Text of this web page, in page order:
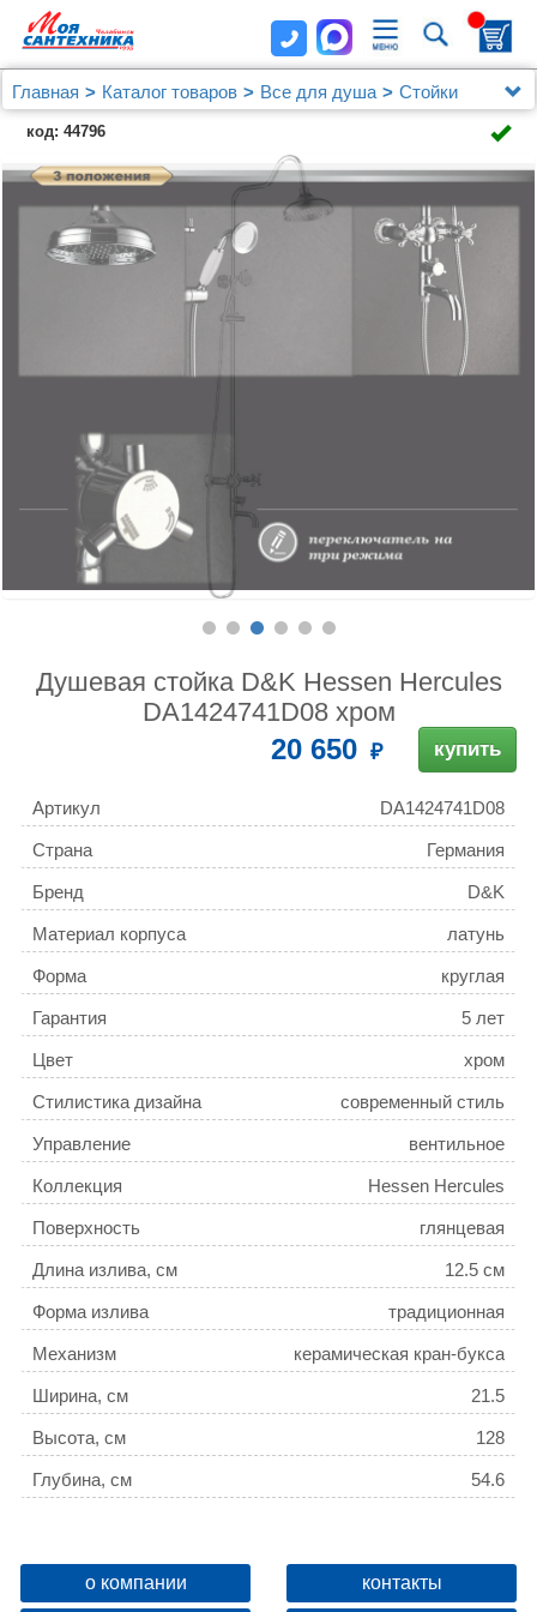
Главная Каталог товаров Все для душа
Стойки
Душевая стойка D&K Hessen Hercules
DA1424741D08 хром
код: 44796
Душевая стойка D&K Hessen Hercules
DA1424741D08 хром
20 650 купить
Артикул DA1424741D08
Страна Германия
Бренд D&K
Материал корпуса латунь
Форма круглая
Гарантия 5 лет
Цвет хром
Стилистика дизайна современный стиль
Управление вентильное
Коллекция Hessen Hercules
Поверхность глянцевая
Длина излива, см 12.5 см
Форма излива традиционная
Механизм керамическая кран-букса
Ширина, см 21.5
Высота, см 128
Глубина, см 54.6
Девиатор нет
Защита от обратного потока нет
о компании контакты